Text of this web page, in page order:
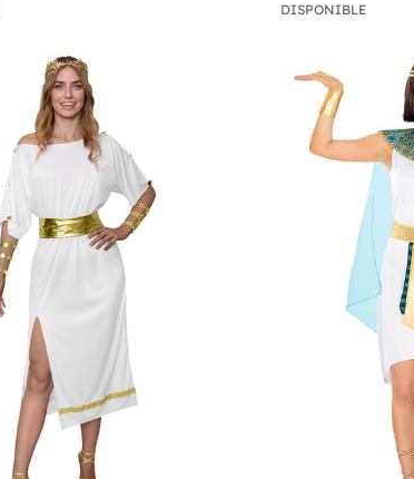
DISPONIBLE